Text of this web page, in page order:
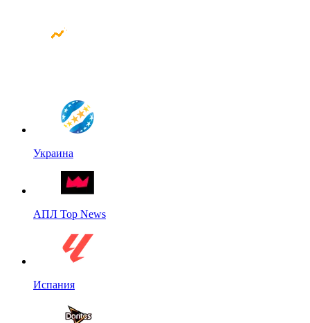
Украина
АПЛ Top News
Испания